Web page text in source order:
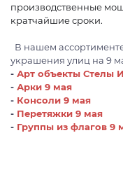
производственные
кратчайшие сроки.
В нашем
украшения улиц на 9
- Арт объекты Стелы
- Арки 9 мая
- Консоли 9 мая
- Перетяжки 9 мая
- Группы из флагов 9